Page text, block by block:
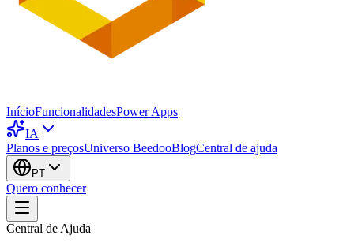
InícioFuncionalidadesPower Apps
IA
Planos e preçosUniverso BeedooBlogCentral de ajuda
PT
Quero conhecer
Central de Ajuda